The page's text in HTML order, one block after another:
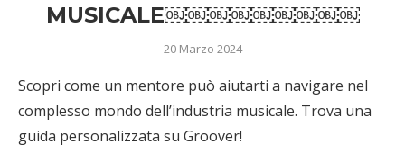
MUSICALE￼￼￼￼￼￼￼￼￼
20 Marzo 2024
Scopri come un mentore può aiutarti a navigare nel
complesso mondo dell’industria musicale. Trova una
guida personalizzata su Groover!